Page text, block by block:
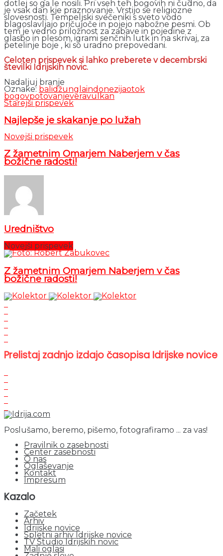
dotlej so ga le nosili. Pri vseh teh bogovih ni čudno, da
je vsak dan kje praznovanje. Vrstijo se religiozne
slovesnosti. Tempeljski svečeniki s sveto vodo
blagoslavljajo pričujoče in pojejo nabožne pesmi. Ob
tem je vedno priložnost za zabave in pojedine z
glasbo in plesom, igrami senčnih lutk in na skrivaj, za
petelinje boje , ki so uradno prepovedani.
Celoten prispevek si lahko preberete v decembrski
številki Idrijskih novic.
Nadaljuj branje
Oznake: balidžunglaindonezijaotok
bogovpotovanjeveravulkan
Starejši prispevek
Najlepše je skakanje po lužah
Novejši prispevek
Z žametnim Omarjem Naberjem v čas
božične radosti!
Uredništvo
Novejši prispevek
Z žametnim Omarjem Naberjem v čas
božične radosti!
Prelistaj zadnjo izdajo časopisa Idrijske novice
Poslušamo, beremo, pišemo, fotografiramo ... za vas!
Pravilnik o zasebnosti
Center zasebnosti
O nas
Oglaševanje
Kontakt
Impresum
Kazalo
Začetek
Arhiv
Idrijske novice
Spletni arhiv Idrijske novice
TV Studio Idrijskih novic
Mali oglasi